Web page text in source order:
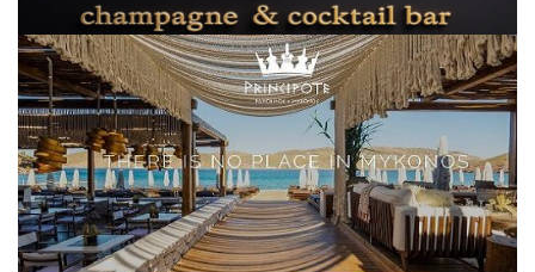
Elections 2023
Γλώσσα
Ελληνικά English